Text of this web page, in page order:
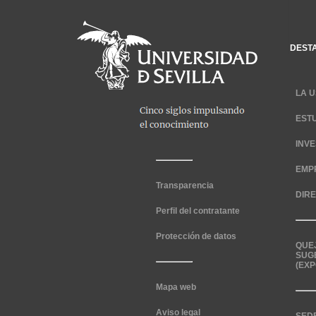
Transparencia
Perfil del contratante
Protección de datos
Mapa web
Aviso legal
LA